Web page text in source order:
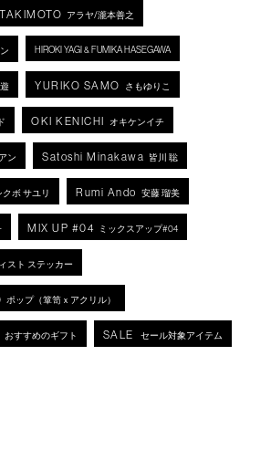
アラヤ/瀧本善之
HIROKI YAGI & FUMIKA HASEGAWA
YURIKO SAMO さもゆりこ
OKI KENICHI オキケンイチ
ン Satoshi Minakawa 皆川 聡
クボ サユリ Rumi Ando 安藤 瑠美
MIX UP #04 ミックスアップ#04
スト ステッカー
ポップ（箪笥ｘアクリル）
おすすめのギフト SALE セール対象アイテム